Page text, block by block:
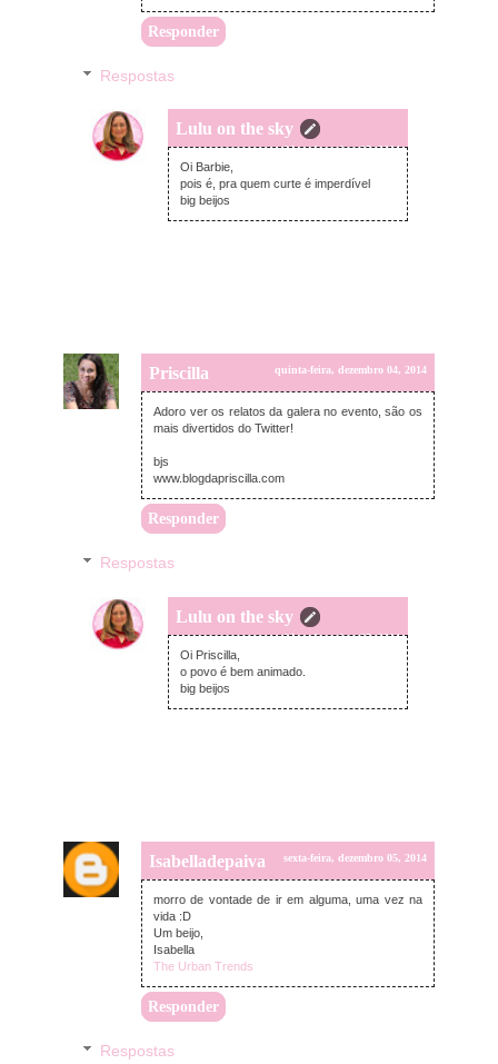
Responder
Respostas
Lulu on the sky
sexta-feira, dezembro 05, 2014
Oi Barbie,
pois é, pra quem curte é imperdível
big beijos
Priscilla quinta-feira, dezembro 04, 2014
Adoro ver os relatos da galera no evento, são os
mais divertidos do Twitter!
bjs
www.blogdapriscilla.com
Responder
Respostas
Lulu on the sky
sexta-feira, dezembro 05, 2014
Oi Priscilla,
o povo é bem animado.
big beijos
Isabelladepaiva sexta-feira, dezembro 05, 2014
morro de vontade de ir em alguma, uma vez na
vida :D
Um beijo,
Isabella
The Urban Trends
Responder
Respostas